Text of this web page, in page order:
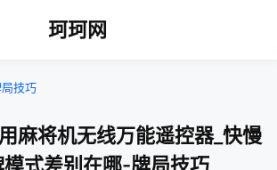
珂珂网
局技巧
麻将机无线万能遥控器_快慢
模式差别在哪-牌局技巧